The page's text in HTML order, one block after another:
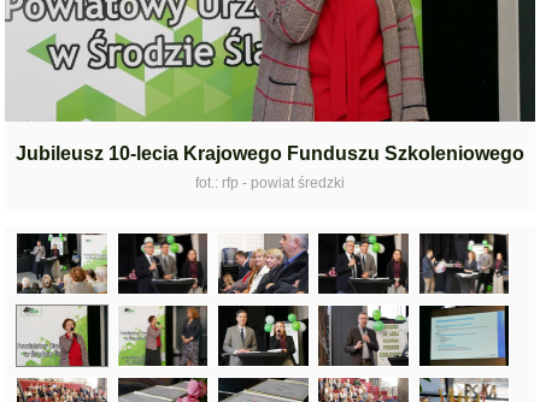
Jubileusz 10-lecia Krajowego Funduszu Szkoleniowego
fot.: rfp - powiat średzki